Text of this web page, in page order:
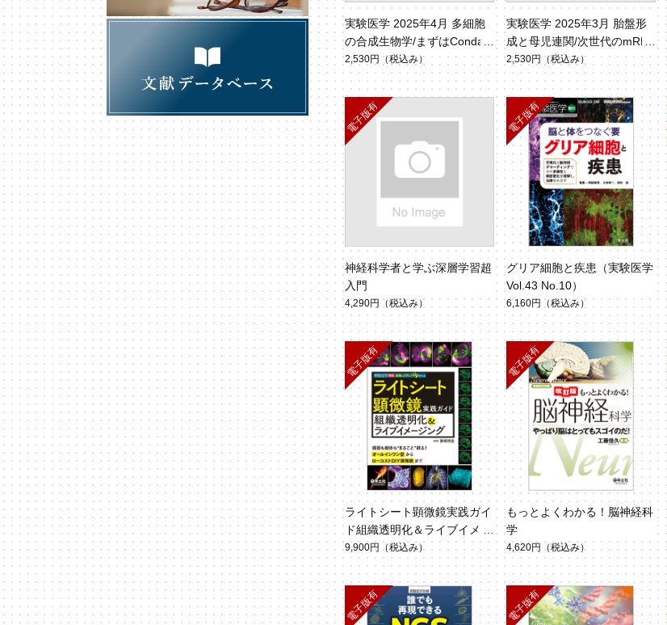
実験医学 2025年4月 多細胞
の合成生物学/まずはConda
ではじめよう （Vol.43 No.
6）
2,530円 （税込み）
実験医学 2025年3月 胎盤形
成と母児連関/次世代のmRNA
創薬へ（Vol.43 No.4）
2,530円 （税込み）
神経科学者と学ぶ深層学習超
入門
4,290円 （税込み）
グリア細胞と疾患（実験医学
Vol.43 No.10）
6,160円 （税込み）
ライトシート顕微鏡実践ガイ
ド組織透明化＆ライブイメー
ジング
9,900円 （税込み）
もっとよくわかる！脳神経科
学
4,620円 （税込み）